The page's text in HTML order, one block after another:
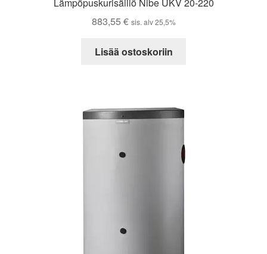
Lämpöpuskurisäiliö Nibe UKV 20-220
883,55 € sis. alv 25,5%
Lisää ostoskoriin